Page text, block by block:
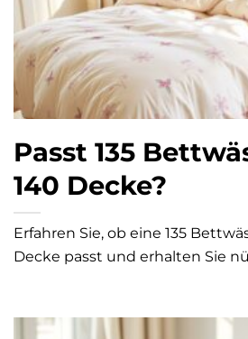
Passt 135
140 Decke?
Erfahren Sie, ob eine 135
Decke passt und erhalten Sie